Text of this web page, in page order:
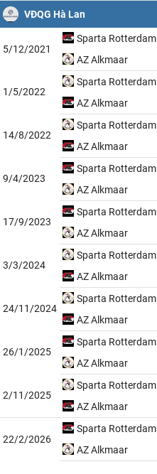
VĐQG Hà Lan
5/12/2021
Sparta Rotterdam
AZ Alkmaar
1/5/2022
Sparta Rotterdam
AZ Alkmaar
14/8/2022
Sparta Rotterdam
AZ Alkmaar
9/4/2023
Sparta Rotterdam
AZ Alkmaar
17/9/2023
Sparta Rotterdam
AZ Alkmaar
3/3/2024
Sparta Rotterdam
AZ Alkmaar
24/11/2024
Sparta Rotterdam
AZ Alkmaar
26/1/2025
Sparta Rotterdam
AZ Alkmaar
2/11/2025
Sparta Rotterdam
AZ Alkmaar
22/2/2026
Sparta Rotterdam
AZ Alkmaar